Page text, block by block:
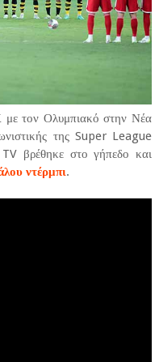
τον Ολυμπιακό στην Νέα
της Super League
βρέθηκε στο γήπεδο και
ντέρμπι.